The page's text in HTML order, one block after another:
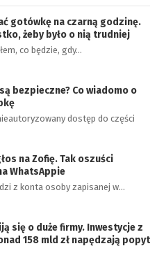
gotówkę na czarną godzinę.
żeby było o nią trudniej
co będzie, gdy…
bezpieczne? Co wiadomo o
dostęp do części
na Zofię. Tak oszuści
WhatsAppie
z konta osoby zapisanej w…
się o duże firmy. Inwestycje z
158 mld zł napędzają popyt